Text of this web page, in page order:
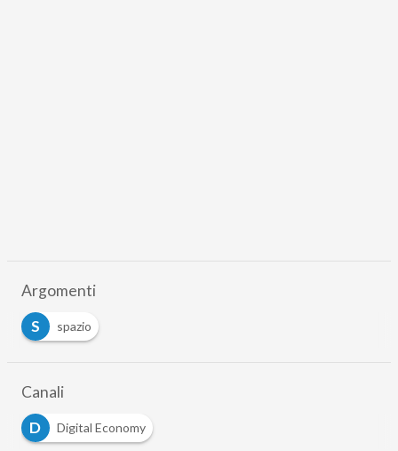
Argomenti
S
spazio
Canali
D
Digital Economy